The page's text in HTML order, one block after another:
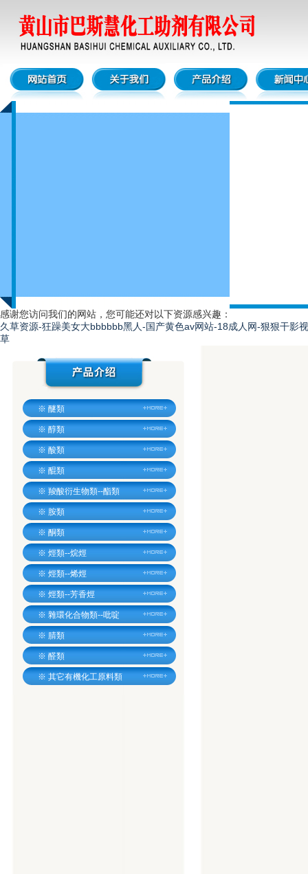
感谢您访问我们的网站，您可能还对以下资源感兴趣：
久草资源-狂躁美女大bbbbbb黑人-国产黄色av网站-18成人网-狠狠干影
草
※ 醚類
※ 醇類
※ 酸類
※ 醌類
※ 羧酸衍生物類--酯類
※ 胺類
※ 酮類
※ 烴類--烷烴
※ 烴類--烯烴
※ 烴類--芳香烴
※ 雜環化合物類--吡啶
※ 腈類
※ 醛類
※ 其它有機化工原料類